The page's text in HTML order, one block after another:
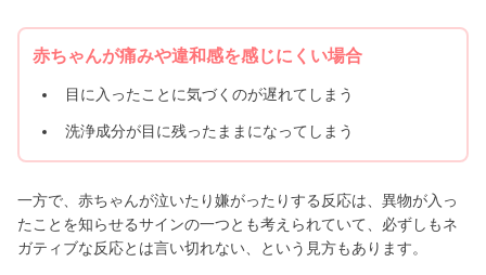
赤ちゃんが痛みや違和感を感じにくい場合
目に入ったことに気づくのが遅れてしまう
洗浄成分が目に残ったままになってしまう
一方で、赤ちゃんが泣いたり嫌がったりする反応は、異物が入っ
たことを知らせるサインの一つとも考えられていて、必ずしもネ
ガティブな反応とは言い切れない、という見方もあります。